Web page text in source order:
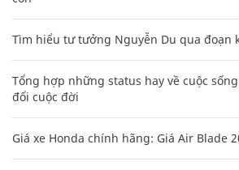
Tìm hiểu tư tưởng Nguyễn Du qua đoạn
Tổng hợp những status hay về cuộc
đổi cuộc đời
Giá xe Honda chính hãng: Giá Air Blade